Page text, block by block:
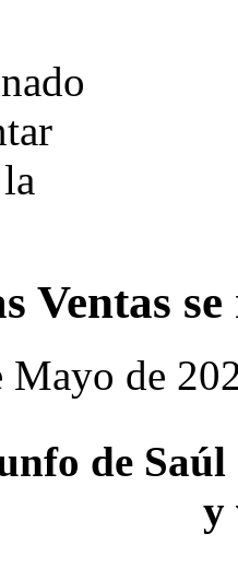
Ventas
Mayo de
de Saúl
y